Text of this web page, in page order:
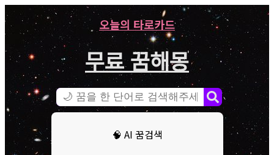
오늘의 타로카드
무료 꿈해몽
🧠 AI 꿈검색